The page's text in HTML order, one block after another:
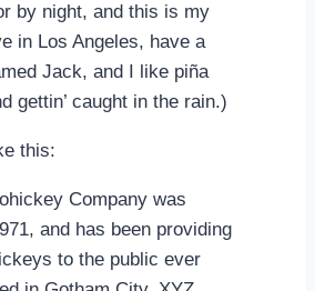
by night, and this is my
in Los Angeles, have a
Jack, and I like piña
gettin’ caught in the rain.)
this:
Company was
and has been providing
to the public ever